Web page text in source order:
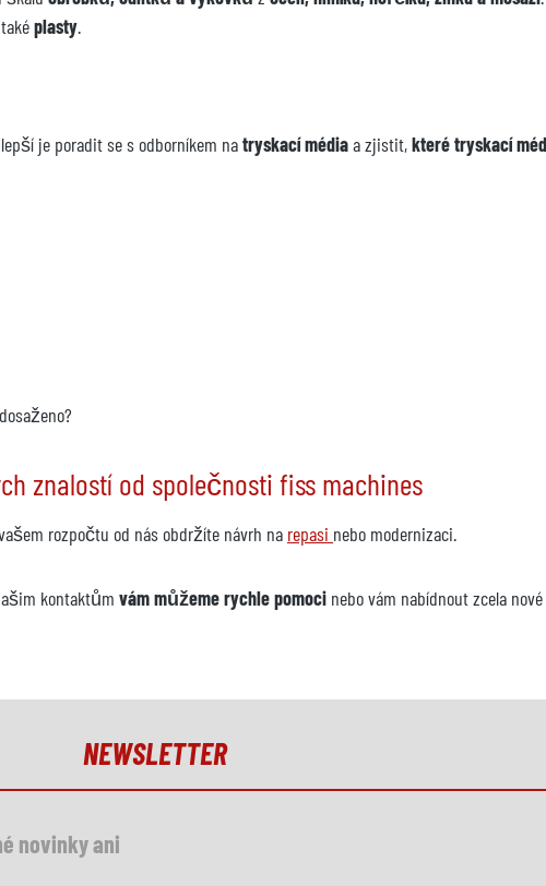
plasty.
je poradit se s odborníkem natryskací médiaa zjistit,které tryskací
znalostí od společnosti fiss machines
rozpočtu od nás obdržíte návrh na repasi nebo modernizaci.
kontaktům vám můžeme rychle pomoci nebo vám nabídnout zcela
NEWSLETTER
novinky ani